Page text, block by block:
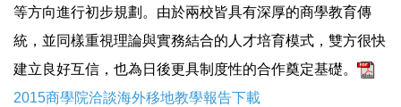
等方向進行初步規劃。由於兩校皆具有深厚的商學教育傳
統，並同樣重視理論與實務結合的人才培育模式，雙方很快
建立良好互信，也為日後更具制度性的合作奠定基礎。
2015商學院洽談海外移地教學報告下載